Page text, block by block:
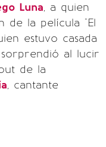
Luna, a quien
de la película "El
estuvo casada
sorprendió al lucir
de la
, cantante